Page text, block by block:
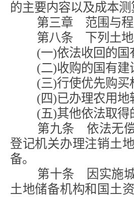
的主要内容以及成本
第三章 范围与程
第八条 下列土地
(一)依法收回的国
(二)收购的国有建
(三)行使优先购买
(四)已办理农用地
(五)其他依法取得
第九条 依法无偿
登记机关办理注销土
备。
第十条 因实施城
土地储备机构和国土